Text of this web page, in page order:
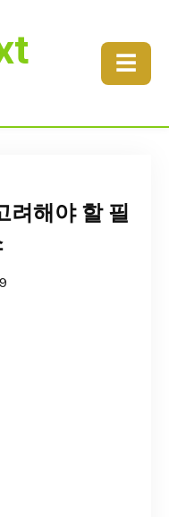
☰
려해야 할 필